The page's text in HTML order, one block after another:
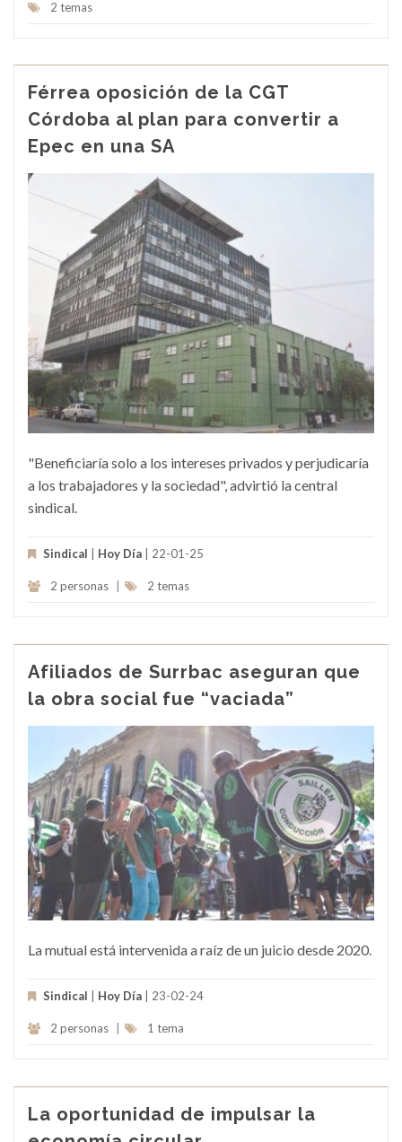
2 temas
Férrea oposición de la CGT
Córdoba al plan para convertir a
Epec en una SA
"Beneficiaría solo a los intereses privados y perjudicaría
a los trabajadores y la sociedad", advirtió la central
sindical.
Sindical | Hoy Día | 22-01-25
2 personas | 2 temas
Afiliados de Surrbac aseguran que
la obra social fue “vaciada”
La mutual está intervenida a raíz de un juicio desde 2020.
Sindical Hoy Día | 23-02-24
2 personas 1 tema
La oportunidad de impulsar la